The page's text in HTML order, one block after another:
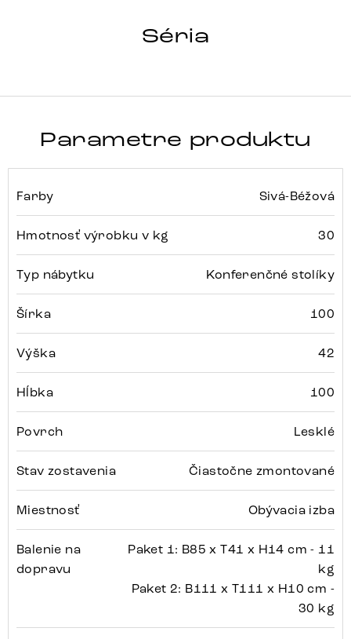
Séria
Parametre produktu
Farby Sivá-Béžová
Hmotnosť výrobku v kg 30
Typ nábytku Konferenčné stolíky
Šírka 100
Výška 42
Hĺbka 100
Povrch Lesklé
Stav zostavenia Čiastočne zmontované
Miestnosť Obývacia izba
Balenie na
dopravu
Paket 1: B85 x T41 x H14 cm - 11
kg
Paket 2: B111 x T111 x H10 cm -
30 kg